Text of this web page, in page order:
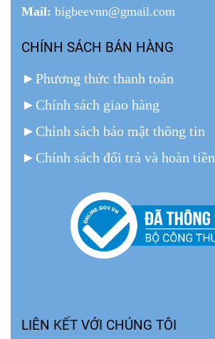
Mail: bigbeevnn@gmail.com
CHÍNH SÁCH BÁN HÀNG
►Phương thức thanh toán
► Chính sách giao hàng
► Chính sách bảo mật thông tin
► Chính sách đổi trả và hoàn tiền
LIÊN KẾT VỚI CHÚNG TÔI